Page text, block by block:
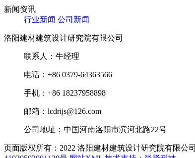
新闻资讯
行业新闻 公司新闻
洛阳建材建筑设计研究院有限公司
联系人：牛经理
电话：+86 0379-64363566
手机：+86 18237958898
邮箱：lcdrijs@126.com
公司地址：中国河南洛阳市滨河北路22号
页面版权所有：2022 洛阳建材建筑设计研究院有限公司